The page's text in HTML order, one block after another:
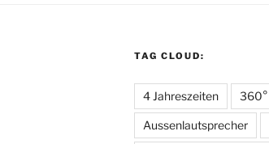
TAG CLOUD:
4 Jahreszeiten 360°
Aussenlautsprecher